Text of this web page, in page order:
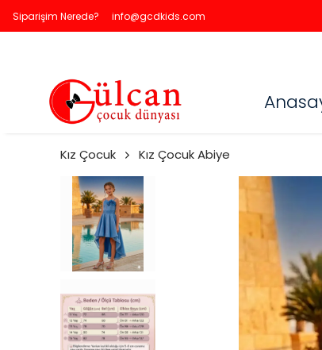
Siparişim Nerede? info@gcdkids.com
Kız Çocuk Kız Çocuk Abiye